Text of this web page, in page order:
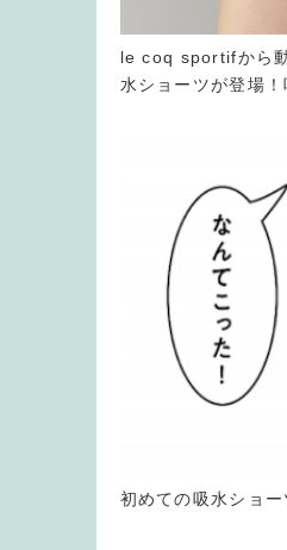
le coq sportifから
水ショーツが登場
初めての吸水ショー